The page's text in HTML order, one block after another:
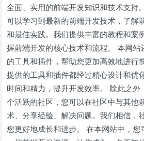
全面、实用的前端开发知识和技术支持
可以学习到最新的前端开发技术，了解
和最佳实践。我们提供丰富的教程和案
握前端开发的核心技术和流程。 本网站
的工具和插件，帮助您更加高效地进行
提供的工具和插件都经过精心设计和优
时间和精力，提升开发效率。 除此之外
个活跃的社区，您可以在社区中与其他
术、分享经验、解决问题。我们相信，
您更好地成长和进步。 在本网站中，您